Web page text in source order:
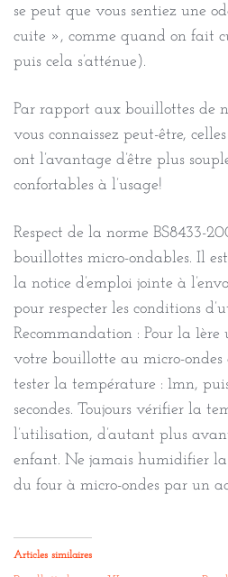
se peut que vous sentiez une
cuite », comme quand on fait
puis cela s’atténue).
Par rapport aux bouillottes de
vous connaissez peut-être,
ont l’avantage d’être plus
confortables à l’usage!
Respect de la norme BS8433-
bouillottes micro-ondables. Il
la notice d’emploi jointe à
pour respecter les conditions
Recommandation : Pour la
votre bouillotte au micro-ondes
tester la température : 1mn,
secondes. Toujours vérifier la
l’utilisation, d’autant plus
enfant. Ne jamais humidifier
du four à micro-ondes par un
Articles similaires